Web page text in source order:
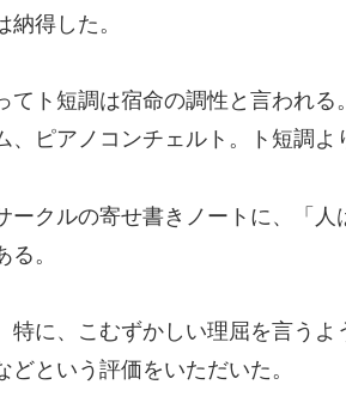
得した。
ト短調は宿命の調性と言われる
、ピアノコンチェルト。ト短調よ
クルの寄せ書きノートに、「人
。
に、こむずかしい理屈を言うよ
という評価をいただいた。